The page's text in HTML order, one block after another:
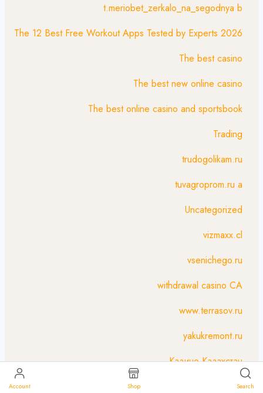
t.meriobet_zerkalo_na_segodnya b
The 12 Best Free Workout Apps Tested by Experts 2026
The best casino
The best new online casino
The best online casino and sportsbook
Trading
trudogolikam.ru
tuvagroprom.ru a
Uncategorized
vizmaxx.cl
vsenichego.ru
withdrawal casino CA
www.terrasov.ru
yakukremont.ru
Казино Казахстан
Онлайн Казино KZSearch
Shop
Account